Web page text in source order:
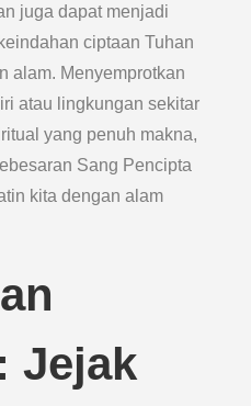
juga dapat menjadi
ciptaan Tuhan
alam. Menyemprotkan
atau lingkungan sekitar
yang penuh makna,
Sang Pencipta
kita dengan alam
Jejak